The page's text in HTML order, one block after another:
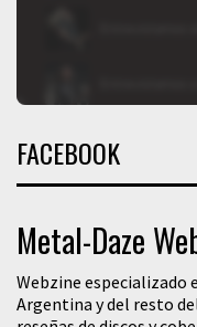
FACEBOOK
Metal-Daze
Webzine especializado
Argentina y del resto